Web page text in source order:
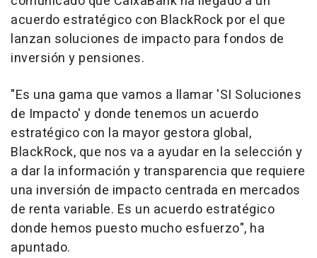
acuerdo estratégico con BlackRock por el que
lanzan soluciones de impacto para fondos de
inversión y pensiones.
"Es una gama que vamos a llamar 'SI Soluciones
de Impacto' y donde tenemos un acuerdo
estratégico con la mayor gestora global,
BlackRock, que nos va a ayudar en la selección y
a dar la información y transparencia que requiere
una inversión de impacto centrada en mercados
de renta variable. Es un acuerdo estratégico
donde hemos puesto mucho esfuerzo", ha
apuntado.